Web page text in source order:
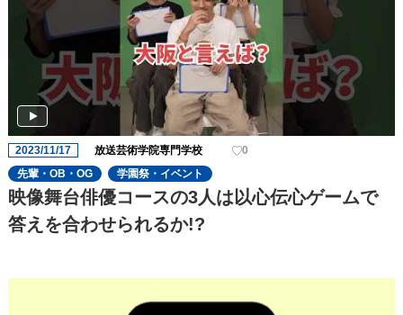
2023/11/17 放送芸術学院専門学校
0
先輩・OB・OG
学園祭・イベント
映像舞台俳優コースの3人は以心伝心ゲームで
答えを合わせられるか!?